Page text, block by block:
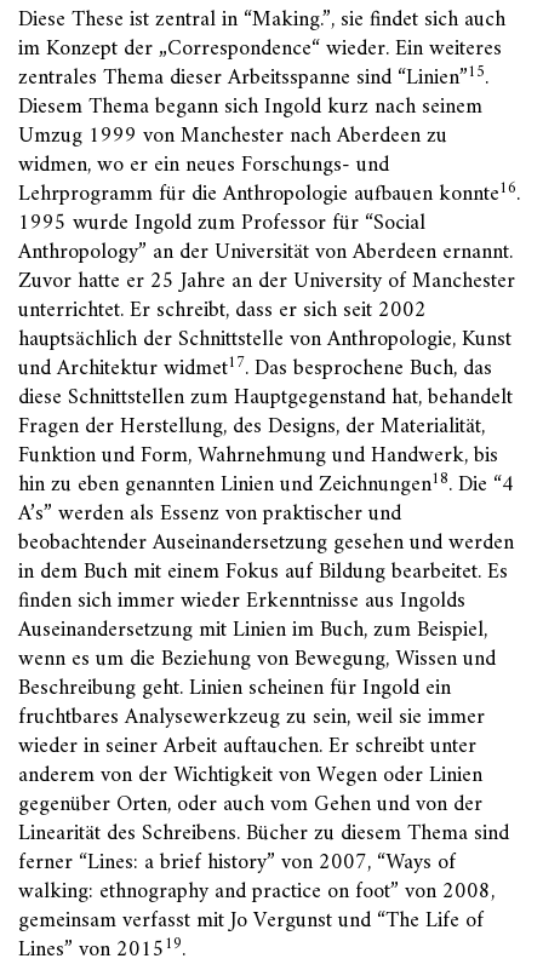
Diese These ist zentral in “Making.”, sie findet sich auch
im Konzept der „Correspondence“ wieder. Ein weiteres
zentrales Thema dieser Arbeitsspanne sind “Linien”15.
Diesem Thema begann sich Ingold kurz nach seinem
Umzug 1999 von Manchester nach Aberdeen zu
widmen, wo er ein neues Forschungs- und
Lehrprogramm für die Anthropologie aufbauen konnte16.
1995 wurde Ingold zum Professor für “Social
Anthropology” an der Universität von Aberdeen ernannt.
Zuvor hatte er 25 Jahre an der University of Manchester
unterrichtet. Er schreibt, dass er sich seit 2002
hauptsächlich der Schnittstelle von Anthropologie, Kunst
und Architektur widmet17. Das besprochene Buch, das
diese Schnittstellen zum Hauptgegenstand hat, behandelt
Fragen der Herstellung, des Designs, der Materialität,
Funktion und Form, Wahrnehmung und Handwerk, bis
hin zu eben genannten Linien und Zeichnungen18. Die “4
A’s” werden als Essenz von praktischer und
beobachtender Auseinandersetzung gesehen und werden
in dem Buch mit einem Fokus auf Bildung bearbeitet. Es
finden sich immer wieder Erkenntnisse aus Ingolds
Auseinandersetzung mit Linien im Buch, zum Beispiel,
wenn es um die Beziehung von Bewegung, Wissen und
Beschreibung geht. Linien scheinen für Ingold ein
fruchtbares Analysewerkzeug zu sein, weil sie immer
wieder in seiner Arbeit auftauchen. Er schreibt unter
anderem von der Wichtigkeit von Wegen oder Linien
gegenüber Orten, oder auch vom Gehen und von der
Linearität des Schreibens. Bücher zu diesem Thema sind
ferner “Lines: a brief history” von 2007, “Ways of
walking: ethnography and practice on foot” von 2008,
gemeinsam verfasst mit Jo Vergunst und “The Life of
Lines” von 201519.